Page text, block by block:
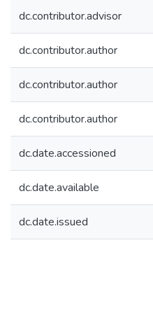
dc.contributor.advisor
dc.contributor.author
dc.contributor.author
dc.contributor.author
dc.date.accessioned
dc.date.available
dc.date.issued